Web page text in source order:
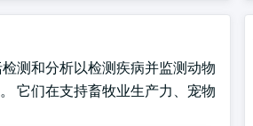
测和分析以检测疾病并监测动物
它们在支持畜牧业生产力、宠物